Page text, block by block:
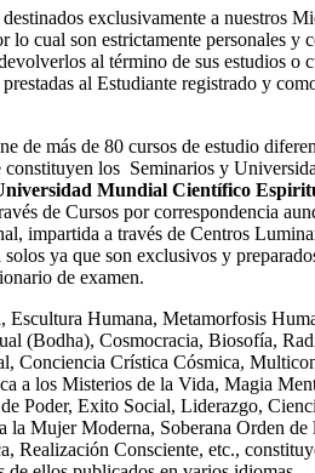
exclusivamente a nuestros
cual son estrictamente personales y
al término de sus estudios
al Estudiante registrado y
de más de 80 cursos de estudio
los Seminarios y
Mundial Científico
de Cursos por correspondencia
impartida a través de Centros
solos ya que son exclusivos y
de examen.
Escultura Humana, Metamorfosis
(Bodha), Cosmocracia, Biosofía,
Conciencia Crística Cósmica,
a los Misterios de la Vida, Magia
Poder, Exito Social, Liderazgo,
la Mujer Moderna, Soberana Orden de
Realización Consciente, etc.,